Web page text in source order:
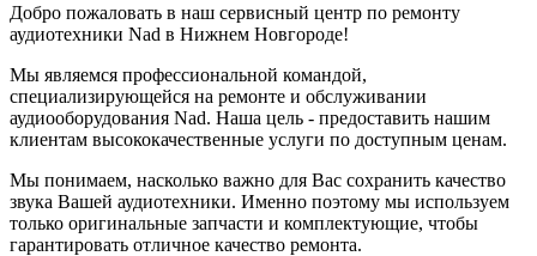
Добро пожаловать в наш сервисный центр по ремонту
аудиотехники Nad в Нижнем Новгороде!
Мы являемся профессиональной командой,
специализирующейся на ремонте и обслуживании
аудиооборудования Nad. Наша цель - предоставить нашим
клиентам высококачественные услуги по доступным ценам.
Мы понимаем, насколько важно для Вас сохранить качество
звука Вашей аудиотехники. Именно поэтому мы используем
только оригинальные запчасти и комплектующие, чтобы
гарантировать отличное качество ремонта.